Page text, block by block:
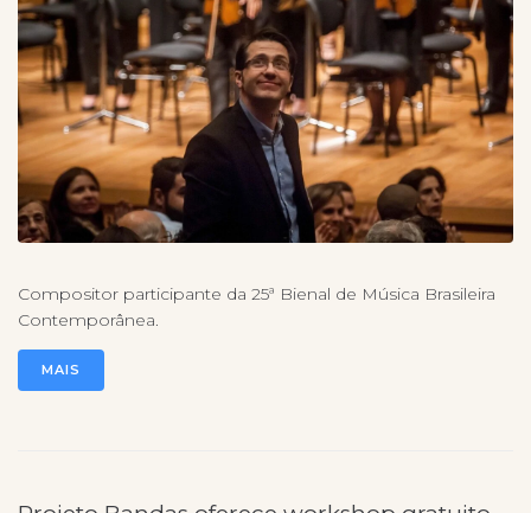
Compositor participante da 25ª Bienal de Música Brasileira
Contemporânea.
MAIS